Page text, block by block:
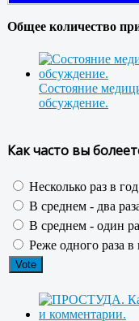
Общее количество
Состояние
обсуждение.
Как часто вы
Несколько раз в год
В среднем - два
В среднем - один
Реже одного раза в